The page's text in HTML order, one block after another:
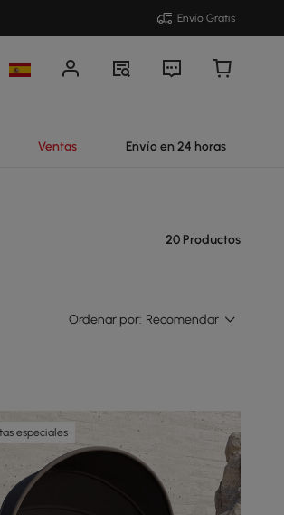
Envío Gratis
Ventas Envío en 24 horas
20 Productos
Ordenar por: Recomendar
especiales